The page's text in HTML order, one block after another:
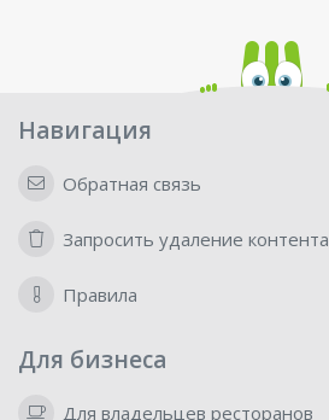
Навигация
Обратная связь
Запросить удаление контента
Правила
Для бизнеса
Для владельцев ресторанов